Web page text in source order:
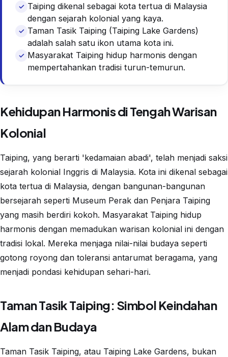
Taiping dikenal sebagai kota tertua di Malaysia
dengan sejarah kolonial yang kaya.
Taman Tasik Taiping (Taiping Lake Gardens)
adalah salah satu ikon utama kota ini.
Masyarakat Taiping hidup harmonis dengan
mempertahankan tradisi turun-temurun.
Kehidupan Harmonis di Tengah Warisan
Kolonial
Taiping, yang berarti 'kedamaian abadi', telah menjadi saksi
sejarah kolonial Inggris di Malaysia. Kota ini dikenal sebagai
kota tertua di Malaysia, dengan bangunan-bangunan
bersejarah seperti Museum Perak dan Penjara Taiping
yang masih berdiri kokoh. Masyarakat Taiping hidup
harmonis dengan memadukan warisan kolonial ini dengan
tradisi lokal. Mereka menjaga nilai-nilai budaya seperti
gotong royong dan toleransi antarumat beragama, yang
menjadi pondasi kehidupan sehari-hari.
Taman Tasik Taiping: Simbol Keindahan
Alam dan Budaya
Taman Tasik Taiping, atau Taiping Lake Gardens, bukan